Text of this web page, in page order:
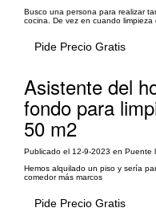
Busco una persona para realizar
cocina. De vez en cuando
Pide Precio Gratis
Asistente del
fondo para
50 m2
Publicado el 12-9-2023 en Puente
Hemos alquilado un piso y sería
comedor más marcos
Pide Precio Gratis